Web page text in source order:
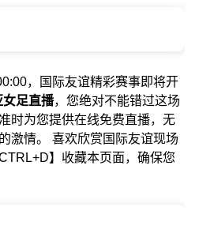
，国际友谊精彩赛事即将开
足直播，您绝对不能错过这场
时为您提供在线免费直播，无
激情。 喜欢欣赏国际友谊现场
】收藏本页面，确保您